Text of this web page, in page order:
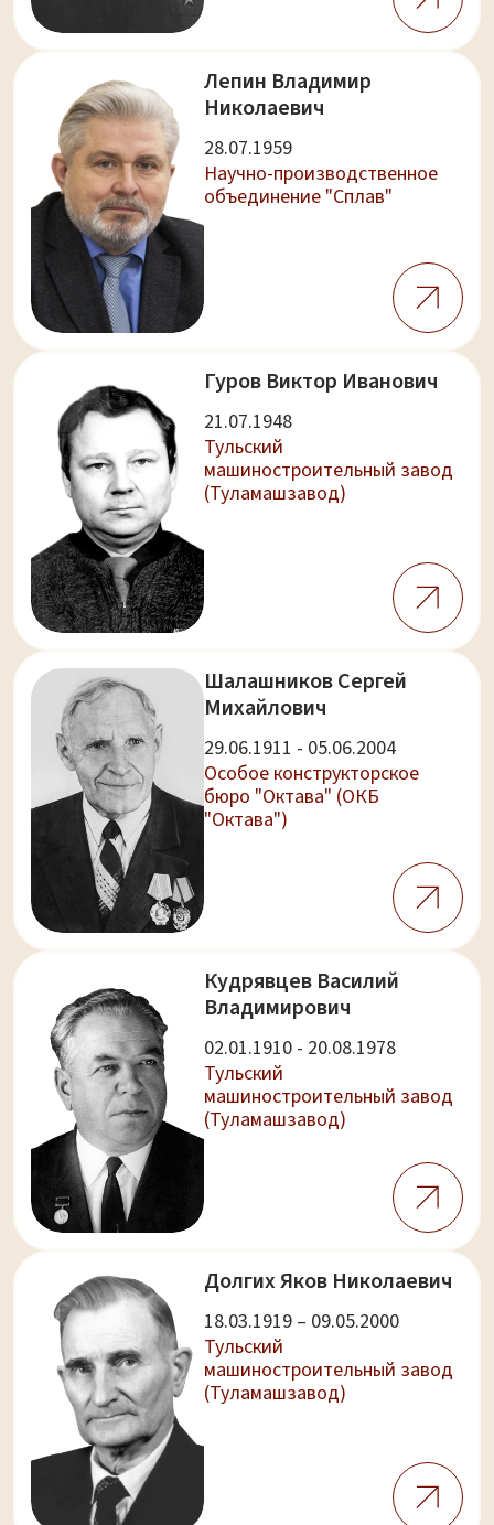
Лепин Владимир
Николаевич
28.07.1959
Научно-производственное
объединение "Сплав"
Гуров Виктор Иванович
21.07.1948
Тульский
машиностроительный завод
(Туламашзавод)
Шалашников Сергей
Михайлович
29.06.1911 - 05.06.2004
Особое конструкторское
бюро "Октава" (ОКБ
"Октава")
Кудрявцев Василий
Владимирович
02.01.1910 - 20.08.1978
Тульский
машиностроительный завод
(Туламашзавод)
Долгих Яков Николаевич
18.03.1919 – 09.05.2000
Тульский
машиностроительный завод
(Туламашзавод)